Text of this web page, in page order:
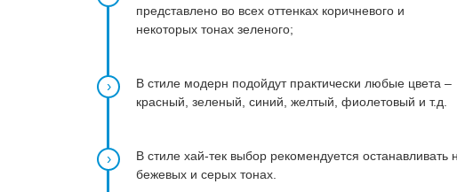
представлено во всех оттенках коричневого и
некоторых тонах зеленого;
В стиле модерн подойдут практически любые цвета –
красный, зеленый, синий, желтый, фиолетовый и т.д.
В стиле хай-тек выбор рекомендуется останавливать
бежевых и серых тонах.